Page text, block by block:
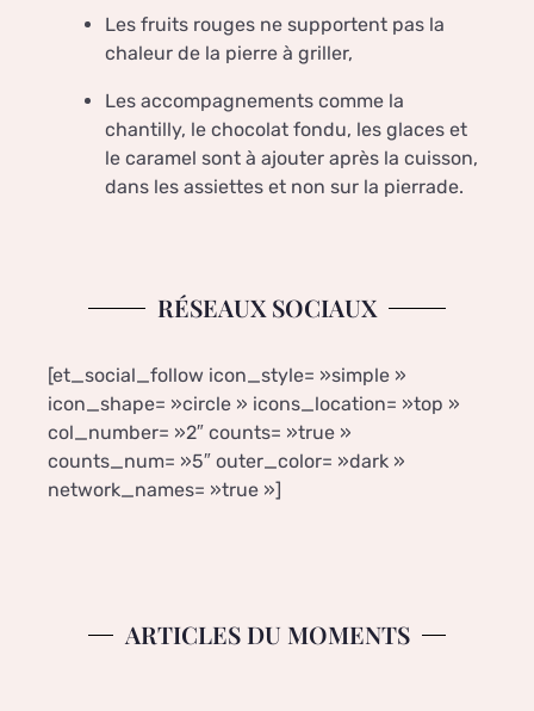
Les fruits rouges ne supportent pas la
chaleur de la pierre à griller,
Les accompagnements comme la
chantilly, le chocolat fondu, les glaces et
le caramel sont à ajouter après la cuisson,
dans les assiettes et non sur la pierrade.
RÉSEAUX SOCIAUX
[et_social_follow icon_style= »simple »
icon_shape= »circle » icons_location= »top »
col_number= »2″ counts= »true »
counts_num= »5″ outer_color= »dark »
network_names= »true »]
ARTICLES DU MOMENTS